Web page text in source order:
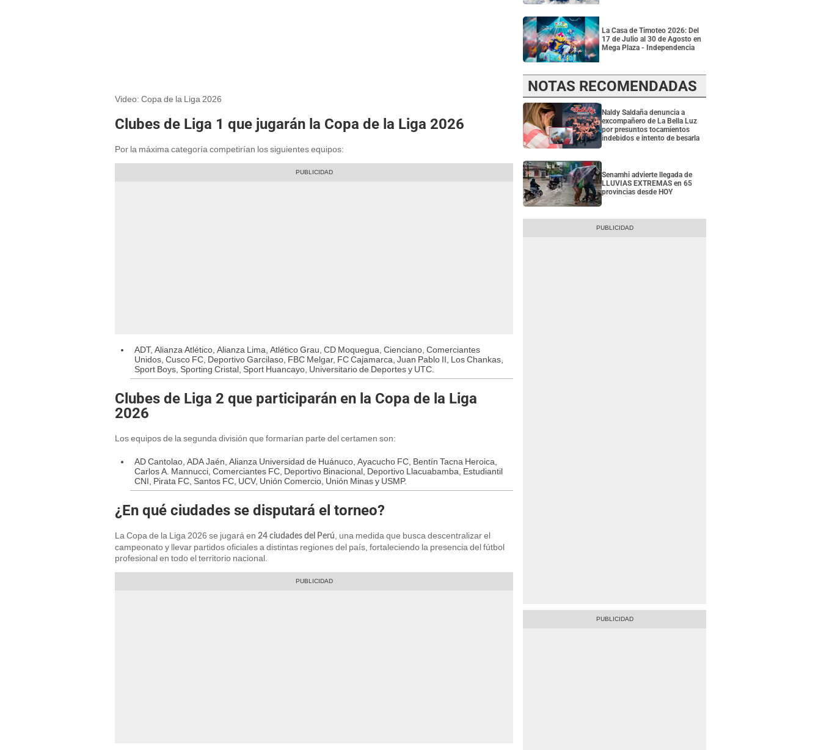
Video: Copa de la Liga 2026
Clubes de Liga 1 que jugarán la Copa de la Liga 2026
Por la máxima categoría competirían los siguientes equipos:
ADT, Alianza Atlético, Alianza Lima, Atlético Grau, CD Moquegua, Cienciano, Comerciantes
Unidos, Cusco FC, Deportivo Garcilaso, FBC Melgar, FC Cajamarca, Juan Pablo II, Los Chankas,
Sport Boys, Sporting Cristal, Sport Huancayo, Universitario de Deportes y UTC.
Clubes de Liga 2 que participarán en la Copa de la Liga
2026
Los equipos de la segunda división que formarían parte del certamen son:
AD Cantolao, ADA Jaén, Alianza Universidad de Huánuco, Ayacucho FC, Bentín Tacna Heroica,
Carlos A. Mannucci, Comerciantes FC, Deportivo Binacional, Deportivo Llacuabamba, Estudiantil
CNI, Pirata FC, Santos FC, UCV, Unión Comercio, Unión Minas y USMP.
¿En qué ciudades se disputará el torneo?
La Copa de la Liga 2026 se jugará en 24 ciudades del Perú
, una medida que busca descentralizar el
campeonato y llevar partidos oficiales a distintas regiones del país, fortaleciendo la presencia del fútbol
profesional en todo el territorio nacional.
La Casa de Timoteo 2026: Del
17 de Julio al 30 de Agosto en
Mega Plaza - Independencia
NOTAS RECOMENDADAS
Naldy Saldaña denuncia a
excompañero de La Bella Luz
por presuntos tocamientos
indebidos e intento de besarla
Senamhi advierte llegada de
LLUVIAS EXTREMAS en 65
provincias desde HOY